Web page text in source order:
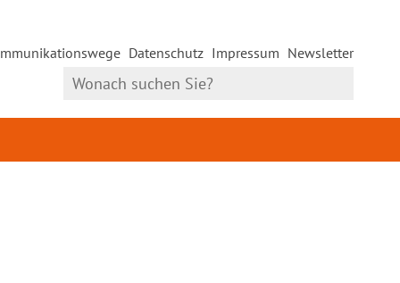
Datenschutz Impressum Newsletter